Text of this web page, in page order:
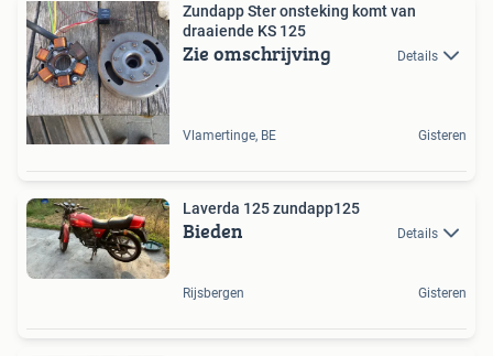
Zundapp Ster onsteking komt van
draaiende KS 125
Zie omschrijving Details
Vlamertinge, BE Gisteren
Laverda 125 zundapp125
Bieden Details
Rijsbergen Gisteren